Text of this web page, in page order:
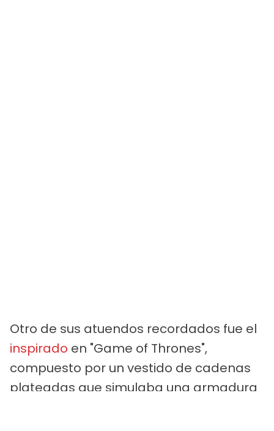
Otro de sus atuendos recordados fue el
inspirado en "Game of Thrones",
compuesto por un vestido de cadenas
plateadas que simulaba una armadura